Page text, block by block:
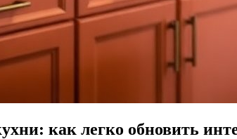
как легко обновить